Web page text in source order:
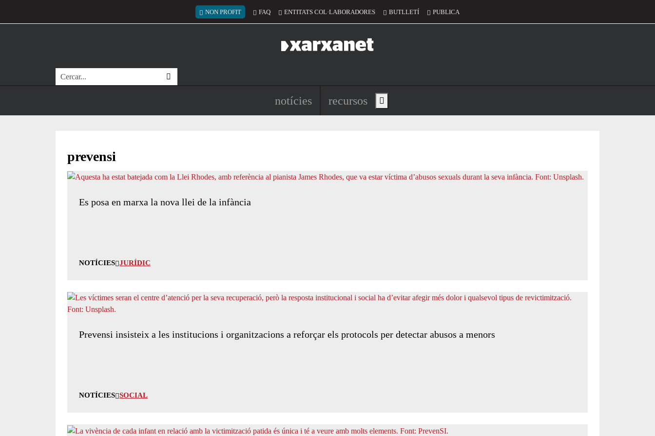
Menú del compte d'usuari
NON PROFIT FAQ ENTITATS COL·LABORADORES BUTLLETÍ PUBLICA
Cerca
Navegació principal de l'encapçalament
notícies recursos Show main menu
prevensi
Es posa en marxa la nova llei de la infància
NOTÍCIES JURÍDIC
Prevensi insisteix a les institucions i organitzacions a reforçar els protocols per detectar abusos a menors
NOTÍCIES SOCIAL